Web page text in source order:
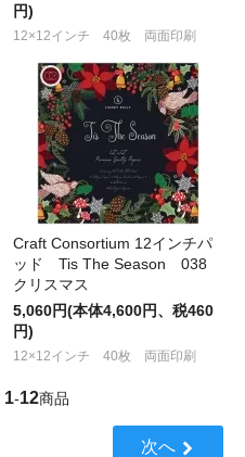
円)
12×12インチ 40枚 両面印刷
Craft Consortium 12インチパ
ッド Tis The Season 038
クリスマス
5,060円(本体4,600円、税460
円)
12×12インチ 40枚 両面印刷
1-12商品
次へ